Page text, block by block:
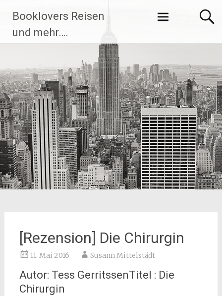
Inhalt
springen
Booklovers Reisen
und mehr….
[Rezension] Die Chirurgin
11. Mai 2016 Susann Mittelstädt
Autor: Tess GerritssenTitel : Die
Chirurgin